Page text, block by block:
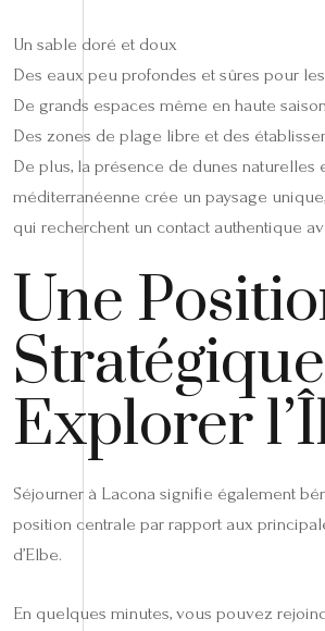
Un sable doré et doux
Des eaux peu profondes et sûres pour
De grands espaces même en haute saison
Des zones de plage libre et des
De plus, la présence de dunes naturelles
méditerranéenne crée un paysage
qui recherchent un contact authentique
Une
Explorer
Séjourner à Lacona signifie également
position centrale par rapport aux
d’Elbe.
En quelques minutes, vous pouvez